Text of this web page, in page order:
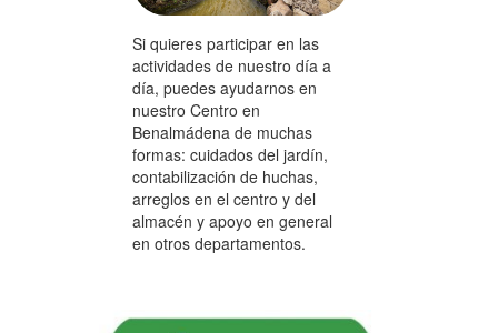
Si quieres participar en las
actividades de nuestro día a
día, puedes ayudarnos en
nuestro Centro en
Benalmádena de muchas
formas: cuidados del jardín,
contabilización de huchas,
arreglos en el centro y del
almacén y apoyo en general
en otros departamentos.